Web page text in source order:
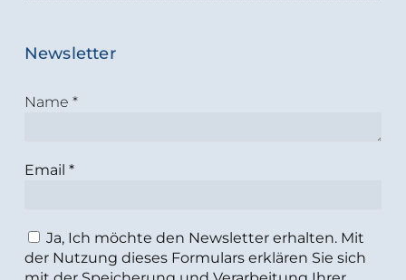
Newsletter
Name *
Email *
Ja, Ich möchte den Newsletter erhalten. Mit
der Nutzung dieses Formulars erklären Sie sich